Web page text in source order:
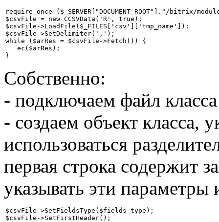
require_once ($_SERVER["DOCUMENT_ROOT"]."/bitrix/
$csvFile = new CCSVData('R', true);
$csvFile->LoadFile($_FILES['csv']['tmp_name']);
$csvFile->SetDelimiter(',');
while ($arRes = $csvFile->Fetch()) {
ec($arRes);
}
Собственно:
- подключаем файл
- создаем объект класса,
использоваться
первая строка содержит
указывать эти
$csvFile->SetFieldsType($fields_type);
$csvFile->SetFirstHeader();